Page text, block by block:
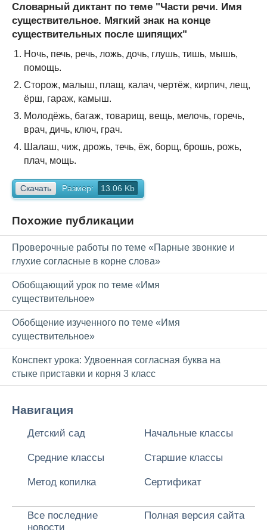
Словарный диктант по теме "Части речи. Имя
существительное. Мягкий знак на конце
существительных после шипящих"
Ночь, печь, речь, ложь, дочь, глушь, тишь, мышь,
помощь.
Сторож, малыш, плащ, калач, чертёж, кирпич, лещ,
ёрш, гараж, камыш.
Молодёжь, багаж, товарищ, вещь, мелочь, горечь,
врач, дичь, ключ, грач.
Шалаш, чиж, дрожь, течь, ёж, борщ, брошь, рожь,
плач, мощь.
Скачать Размер: 13.06 Kb
Похожие публикации
Проверочные работы по теме «Парные звонкие и
глухие согласные в корне слова»
Обобщающий урок по теме «Имя
существительное»
Обобщение изученного по теме «Имя
существительное»
Конспект урока: Удвоенная согласная буква на
стыке приставки и корня 3 класс
Навигация
Детский сад Начальные классы
Средние классы Старшие классы
Метод копилка Сертификат
Все последние
новости
Полная версия сайта